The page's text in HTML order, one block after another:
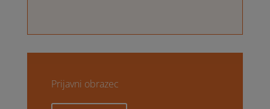
Prijavni obrazec